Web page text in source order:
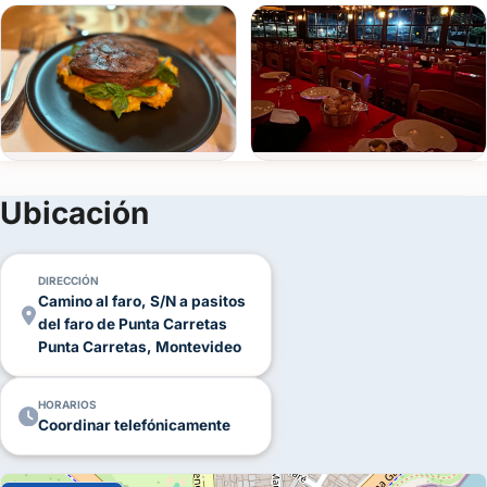
¡Tu fiesta de 15 soñada te espera en La Estacada!
Ubicación
DIRECCIÓN
Camino al faro, S/N a pasitos
del faro de Punta Carretas
Punta Carretas, Montevideo
HORARIOS
Coordinar telefónicamente